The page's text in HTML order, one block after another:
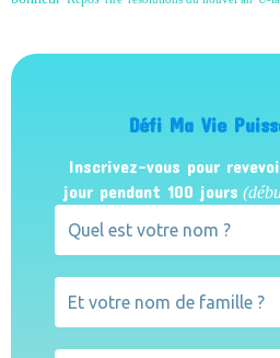
Défi Ma Vie
Inscrivez-vous pour
jour pendant 100 jours